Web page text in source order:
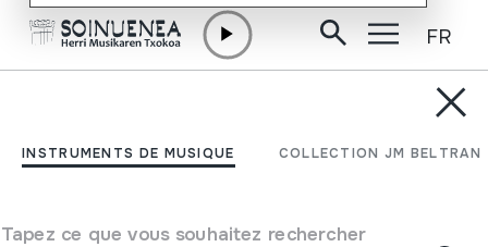
INSTRUMENTS DE MUSIQUE COLLECTION JM BELTRAN
Tapez ce que vous souhaitez rechercher
FR
Concerts
Concerts